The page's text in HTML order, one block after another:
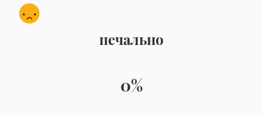
печально
0%